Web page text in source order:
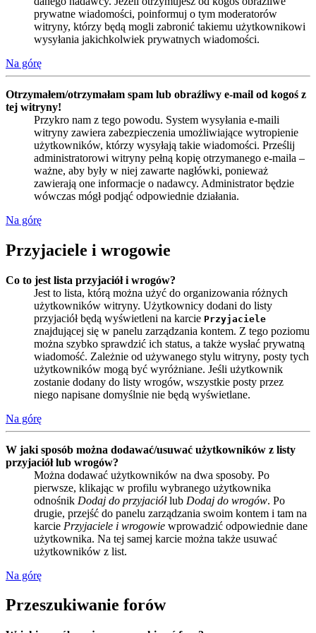
prywatne wiadomości, poinformuj o tym moderatorów
witryny, którzy będą mogli zabronić takiemu użytkownikowi
wysyłania jakichkolwiek prywatnych wiadomości.
Na górę
Otrzymałem/otrzymałam spam lub obraźliwy e-mail od kogoś z
tej witryny!
Przykro nam z tego powodu. System wysyłania e-maili
witryny zawiera zabezpieczenia umożliwiające wytropienie
użytkowników, którzy wysyłają takie wiadomości. Prześlij
administratorowi witryny pełną kopię otrzymanego e-maila –
ważne, aby były w niej zawarte nagłówki, ponieważ
zawierają one informacje o nadawcy. Administrator będzie
wówczas mógł podjąć odpowiednie działania.
Na górę
Przyjaciele i wrogowie
Co to jest lista przyjaciół i wrogów?
Jest to lista, którą można użyć do organizowania różnych
użytkowników witryny. Użytkownicy dodani do listy
przyjaciół będą wyświetleni na karcie Przyjaciele
znajdującej się w panelu zarządzania kontem. Z tego poziomu
można szybko sprawdzić ich status, a także wysłać prywatną
wiadomość. Zależnie od używanego stylu witryny, posty tych
użytkowników mogą być wyróżniane. Jeśli użytkownik
zostanie dodany do listy wrogów, wszystkie posty przez
niego napisane domyślnie nie będą wyświetlane.
Na górę
W jaki sposób można dodawać/usuwać użytkowników z listy
przyjaciół lub wrogów?
Można dodawać użytkowników na dwa sposoby. Po
pierwsze, klikając w profilu wybranego użytkownika
odnośnik Dodaj do przyjaciółlub Dodaj do wrogów. Po
drugie, przejść do panelu zarządzania swoim kontem i tam na
karcie Przyjaciele i wrogowie wprowadzić odpowiednie dane
użytkownika. Na tej samej karcie można także usuwać
użytkowników z list.
Na górę
Przeszukiwanie forów